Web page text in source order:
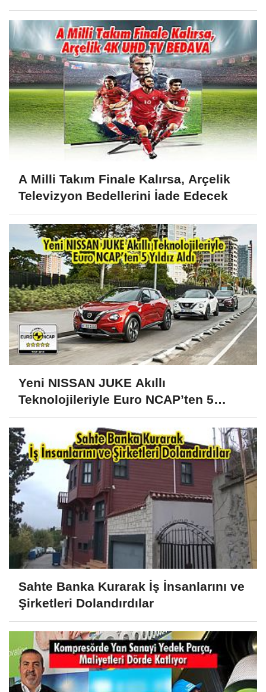
A Milli Takım Finale Kalırsa, Arçelik
Televizyon Bedellerini İade Edecek
Yeni NISSAN JUKE Akıllı
Teknolojileriyle Euro NCAP’ten 5
Yıldız Aldı
Sahte Banka Kurarak İş İnsanlarını ve
Şirketleri Dolandırdılar